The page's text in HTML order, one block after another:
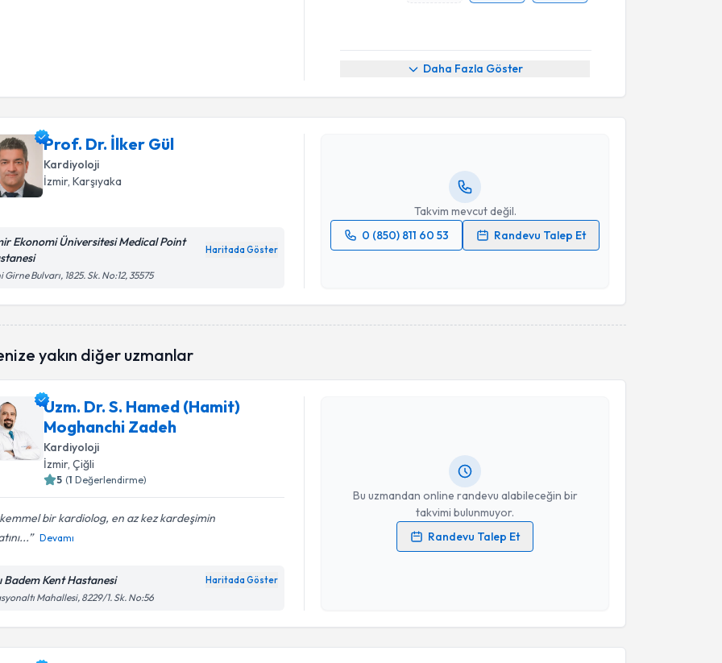
Daha Fazla Göster
Prof. Dr. İlker Gül
Kardiyoloji
İzmir, Karşıyaka
Ekonomi Üniversitesi Medical Point
Haritada Göster
Girne Bulvarı, 1825. Sk. No:12, 35575
Takvim mevcut değil.
0 (850) 811 60 53
Randevu Talep Et
Randevu Takvimi Talebi
Prof. Dr. İlker Güliçin randevu takvimi talebi oluşturun. Size bu
uzmandan randevu almanız için bir takvim hazırlandığında e-
yakın diğer uzmanlar
Uzm. Dr. S. Hamed (Hamit)
Moghanchi Zadeh
Kardiyoloji
İzmir, Çiğli
5 (1 Değerlendirme)
bir kardiolog, en az kez kardeşimin
Devamı
Badem Kent Hastanesi Haritada Göster
Mahallesi, 8229/1. Sk. No:56
Bu uzmandan online randevu alabileceğin bir
takvimi bulunmuyor.
Randevu Talep Et
Kişisel verilerimin işlenmesine ilişkinAydınlatma Metni